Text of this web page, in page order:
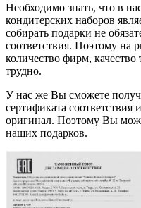
Необходимо знать, что в
кондитерских наборов
собирать подарки не
соответствия. Поэтому на
количество фирм,
трудно.
У нас же Вы сможете
сертификата соответствия
оригинал. Поэтому Вы
наших подарков.